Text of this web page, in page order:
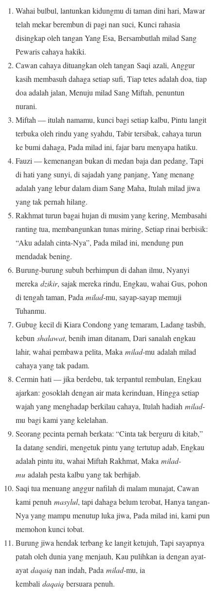
Wahai bulbul, lantunkan kidungmu di taman dini hari, Mawar
telah mekar berembun di pagi nan suci, Kunci rahasia
disingkap oleh tangan Yang Esa, Bersambutlah milad Sang
Pewaris cahaya hakiki.
Cawan cahaya dituangkan oleh tangan Saqi azali, Anggur
kasih membasuh dahaga setiap sufi, Tiap tetes adalah doa, tiap
doa adalah jalan, Menuju milad Sang Miftah, penuntun
nurani.
Miftah — itulah namamu, kunci bagi setiap kalbu, Pintu langit
terbuka oleh rindu yang syahdu, Tabir tersibak, cahaya turun
ke bumi dahaga, Pada milad ini, fajar baru menyapa hatiku.
Fauzi — kemenangan bukan di medan baja dan pedang, Tapi
di hati yang sunyi, di sajadah yang panjang, Yang menang
adalah yang lebur dalam diam Sang Maha, Itulah milad jiwa
yang tak pernah hilang.
Rakhmat turun bagai hujan di musim yang kering, Membasahi
ranting tua, membangunkan tunas miring, Setiap rinai berbisik:
“Aku adalah cinta-Nya”, Pada milad ini, mendung pun
mendadak bening.
Burung-burung subuh berhimpun di dahan ilmu, Nyanyi
mereka dzikir, sajak mereka rindu, Engkau, wahai Gus, pohon
di tengah taman, Pada milad-mu, sayap-sayap memuji
Tuhanmu.
Gubug kecil di Kiara Condong yang temaram, Ladang tasbih,
kebun shalawat, benih iman ditanam, Dari sanalah engkau
lahir, wahai pembawa pelita, Maka milad-mu adalah milad
cahaya yang tak padam.
Cermin hati — jika berdebu, tak terpantul rembulan, Engkau
ajarkan: gosoklah dengan air mata kerinduan, Hingga setiap
wajah yang menghadap berkilau cahaya, Itulah hadiah milad-
mu bagi kami yang kelelahan.
Seorang pecinta pernah berkata: “Cinta tak berguru di kitab,”
Ia datang sendiri, mengetuk pintu yang tertutup adab, Engkau
adalah pintu itu, wahai Miftah Rakhmat, Maka milad-
mu adalah pesta kalbu yang tak berhijab.
Saqi tua menuang anggur nafilah di malam munajat, Cawan
kami penuh masylul, tapi dahaga belum terobat, Hanya tangan-
Nya yang mampu menutup luka jiwa, Pada milad ini, kami pun
memohon kunci tobat.
Burung jiwa hendak terbang ke langit ketujuh, Tapi sayapnya
patah oleh dunia yang menjauh, Kau pulihkan ia dengan ayat-
ayatdaqaiq nan indah, Pada milad-mu, ia
kembali daqaiq bersuara penuh.